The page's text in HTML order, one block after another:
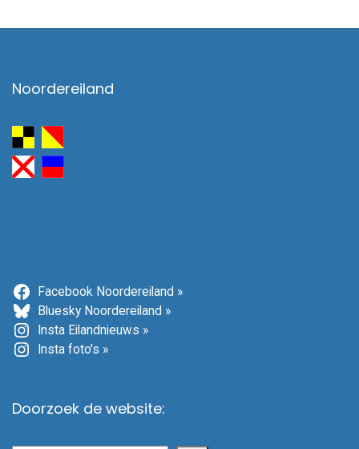
Noordereiland
Facebook Noordereiland »
Bluesky Noordereiland »
Insta Eilandnieuws »
Insta foto's »
Doorzoek de website: